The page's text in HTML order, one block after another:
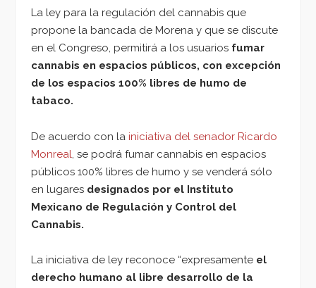
La ley para la regulación del cannabis que
propone la bancada de Morena y que se discute
en el Congreso, permitirá a los usuarios fumar
cannabis en espacios públicos, con excepción
de los espacios 100% libres de humo de
tabaco.
De acuerdo con la iniciativa del senador Ricardo
Monreal , se podrá fumar cannabis en espacios
públicos 100% libres de humo y se venderá sólo
en lugares designados por el Instituto
Mexicano de Regulación y Control del
Cannabis.
La iniciativa de ley reconoce “expresamente el
derecho humano al libre desarrollo de la